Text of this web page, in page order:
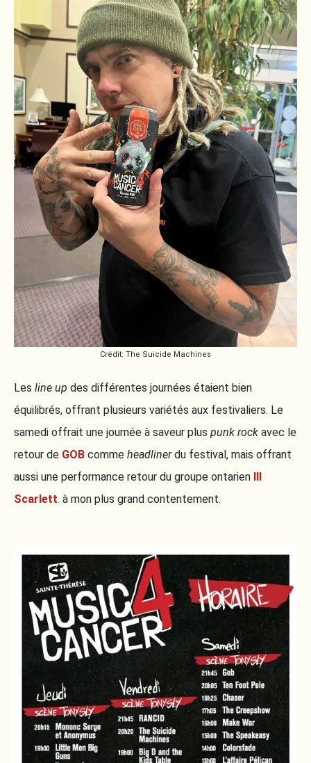
Crédit: The Suicide Machines
Les line up des différentes journées étaient bien
équilibrés, offrant plusieurs variétés aux festivaliers. Le
samedi offrait une journée à saveur plus punk rock avec le
retour de GOB comme headlinerdu festival, mais offrant
aussi une performance retour du groupe ontarien
Scarlett. à mon plus grand contentement.